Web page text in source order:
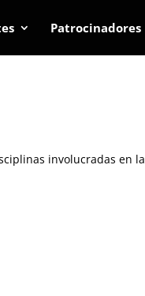
Patrocinadores
involucradas en la